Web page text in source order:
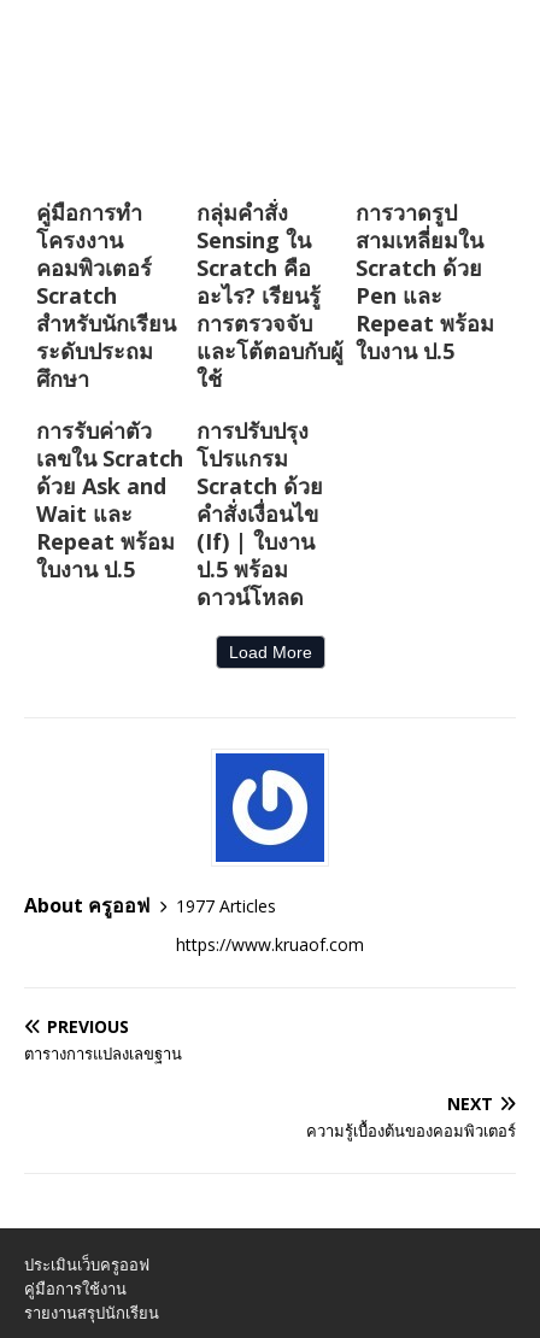
คู่มือการทำ
โครงงาน
คอมพิวเตอร์
Scratch
สำหรับนักเรียน
ระดับประถม
ศึกษา
กลุ่มคำสั่ง
Sensing ใน
Scratch คือ
อะไร? เรียนรู้
การตรวจจับ
และโต้ตอบกับผู้
ใช้
การวาดรูป
สามเหลี่ยมใน
Scratch ด้วย
Pen และ
Repeat พร้อม
ใบงาน ป.5
การรับค่าตัว
เลขใน Scratch
ด้วย Ask and
Wait และ
Repeat พร้อม
ใบงาน ป.5
การปรับปรุง
โปรแกรม
Scratch ด้วย
คำสั่งเงื่อนไข
(If) | ใบงาน
ป.5 พร้อม
ดาวน์โหลด
Load More
About ครูออฟ
1977 Articles
https://www.kruaof.com
PREVIOUS
ตารางการแปลงเลขฐาน
NEXT
ความรู้เบื้องต้นของคอมพิวเตอร์
ประเมินเว็บครูออฟ
คู่มือการใช้งาน
รายงานสรุปนักเรียน